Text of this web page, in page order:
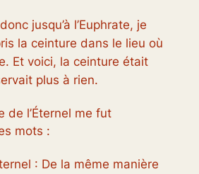
jusqu’à l’Euphrate, je
la ceinture dans le lieu où
Et voici, la ceinture était
plus à rien.
de l’Éternel me fut
mots :
: De la même manière